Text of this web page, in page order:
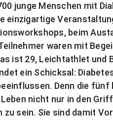
junge Menschen mit
einzigartige
beim
waren mit
ist 29, Leichtathlet und
ein Schicksal:
Denn die fünf
nicht nur in den
sein. Sie sind damit